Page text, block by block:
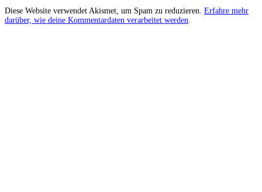
Diese Website verwendet Akismet, um Spam zu reduzieren. Erfahre mehr
darüber, wie deine Kommentardaten verarbeitet werden